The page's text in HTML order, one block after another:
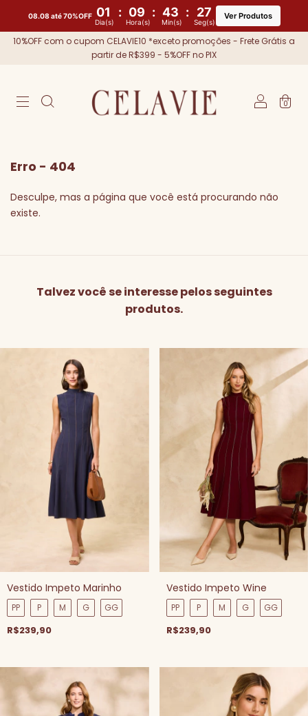
08.08 até 70%OFF 01 : 09 : 43 : 27
Dia(s) Hora(s) Min(s) Seg(s)
Ver Produtos
10%OFF com o cupom CELAVIE10 *exceto promoções - Frete Grátis a
partir de R$399 - 5%OFF no PIX
0
Erro - 404
Desculpe, mas a página que você está procurando não
existe.
Talvez você se interesse pelos seguintes
produtos.
Vestido Impeto Marinho
PP P M G GG
R$239,90
Vestido Impeto Wine
PP P M G GG
R$239,90